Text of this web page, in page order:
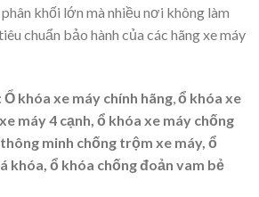
khối lớn mà nhiều nơi không làm
chuẩn bảo hành của các hãng xe máy
Ổ khóa xe máy chính hãng,ổ khóa xe
máy 4 cạnh, ổ khóa xe máy chống
minh chống trộm xe máy, ổ
khóa, ổ khóa chống đoản vam bẻ